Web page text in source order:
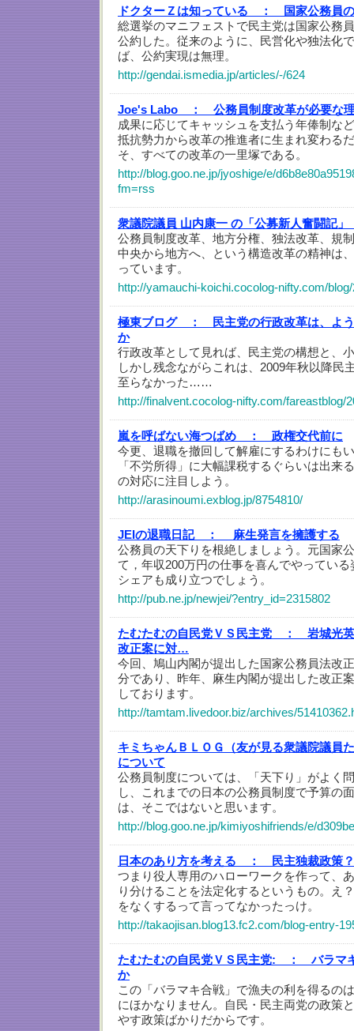
ドクターＺは知っている ：
国家公務
総選挙のマニフェストで民主党は国家公務
公約した。従来のように、民営化や独法化
ば、公約実現は無理。
http://gendai.ismedia.jp/articles/-/624
Joe's Labo ：
公務員制度改革が必要な
成果に応じてキャッシュを支払う年俸制な
抵抗勢力から改革の推進者に生まれ変わる
そ、すべての改革の一里塚である。
http://blog.goo.ne.jp/jyoshige/e/
fm=rss
衆議院議員 山内康一 の「公募新人奮闘記
公務員制度改革、地方分権、独法改革、規
中央から地方へ、という構造改革の精神は
っています。
http://yamauchi-koichi.cocolog-nifty.com/
極東ブログ ：
民主党の行政改革は、よ
か
行政改革として見れば、民主党の構想と
しかし残念ながらこれは、2009年秋以降民
至らなかった……
http://finalvent.cocolog-nifty.com/fareastblog/
嵐を呼ばない海つばめ ：
政権交代前に
今更、退職を撤回して解雇にするわけにも
「不労所得」に大幅課税するぐらいは出来
の対応に注目しよう。
http://arasinoumi.exblog.jp/8754810/
JEIの退職日記 ：
麻生発言を擁護する
公務員の天下りを根絶しましょう。元国家
て，年収200万円の仕事を喜んでやってい
シェアも成り立つでしょう。
http://pub.ne.jp/newjei/?entry_id=2315802
たむたむの自民党ＶＳ民主党 ：
岩城光
改正案に対…
今回、鳩山内閣が提出した国家公務員法改
分であり、昨年、麻生内閣が提出した改正
しております。
http://tamtam.livedoor.biz/archives/
キミちゃんＢＬＯＧ（友が見る衆議院議員
について
公務員制度については、「天下り」がよく
し、これまでの日本の公務員制度で予算の
は、そこではないと思います。
http://blog.goo.ne.jp/kimiyoshifriends/e/
日本のあり方を考える ：
民主独裁政策？
つまり役人専用のハローワークを作って、
り分けることを法定化するというもの。え
をなくするって言ってなかったっけ。
http://takaojisan.blog13.fc2.com/blog-entry-
たむたむの自民党ＶＳ民主党: ：
バラマ
か
この「バラマキ合戦」で漁夫の利を得るの
にほかなりません。自民・民主両党の政策
やす政策ばかりだからです。